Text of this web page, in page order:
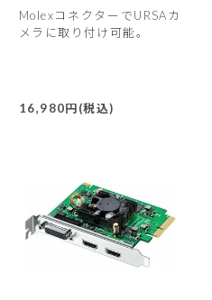
MolexコネクターでURSAカ
メラに取り付け可能。
16,980円(税込)